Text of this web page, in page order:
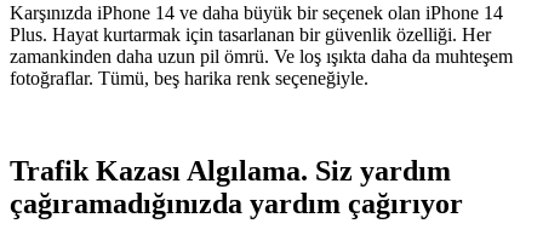
Karşınızda iPhone 14 ve daha büyük bir seçenek olan iPhone 14
Plus. Hayat kurtarmak için tasarlanan bir güvenlik özelliği. Her
zamankinden daha uzun pil ömrü. Ve loş ışıkta daha da muhteşem
fotoğraflar. Tümü, beş harika renk seçeneğiyle.
Trafik Kazası Algılama. Siz yardım
çağıramadığınızda yardım çağırıyor